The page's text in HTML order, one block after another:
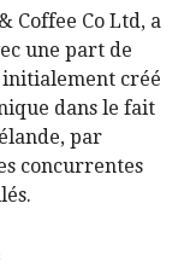
Coffee Co Ltd, a
une part de
initialement créé
dans le fait
par
concurrentes